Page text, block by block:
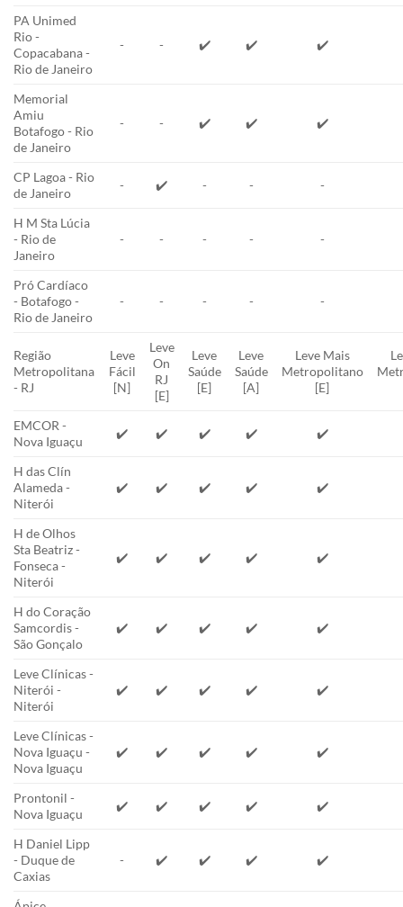
PA Unimed
Rio -
Copacabana -
Rio de Janeiro
- - ✔️ ✔️ ✔️
Memorial
Amiu
Botafogo - Rio
de Janeiro
- - ✔️ ✔️ ✔️
CP Lagoa - Rio
de Janeiro
- ✔️ - - -
H M Sta Lúcia
- Rio de
Janeiro
- - - - -
Pró Cardíaco
- Botafogo -
Rio de Janeiro
- - - - -
Região
Metropolitana
- RJ
Leve
Fácil
[N]
Leve
On
RJ
[E]
Leve
Saúde
[E]
Leve
Saúde
[A]
Leve Mais
Metropolitano
[E]
EMCOR -
Nova Iguaçu
✔️ ✔️ ✔️ ✔️ ✔️
H das Clín
Alameda -
Niterói
✔️ ✔️ ✔️ ✔️ ✔️
H de Olhos
Sta Beatriz -
Fonseca -
Niterói
✔️ ✔️ ✔️ ✔️ ✔️
H do Coração
Samcordis -
São Gonçalo
✔️ ✔️ ✔️ ✔️ ✔️
Leve Clínicas -
Niterói -
Niterói
✔️ ✔️ ✔️ ✔️ ✔️
Leve Clínicas -
Nova Iguaçu -
Nova Iguaçu
✔️ ✔️ ✔️ ✔️ ✔️
Prontonil -
Nova Iguaçu
✔️ ✔️ ✔️ ✔️ ✔️
H Daniel Lipp
- Duque de
Caxias
- ✔️ ✔️ ✔️ ✔️